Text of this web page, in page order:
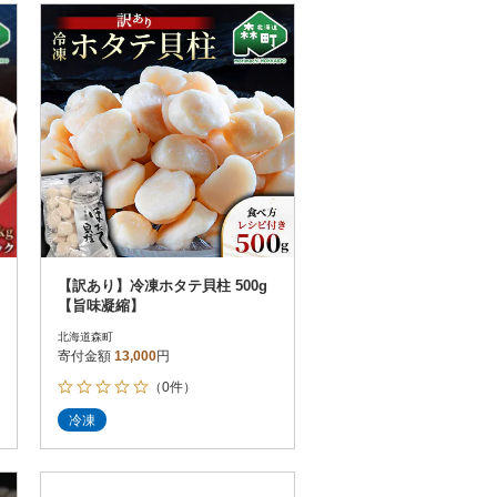
【訳あり】冷凍ホタテ貝柱 500g
【旨味凝縮】
北海道森町
寄付金額 13,000円
（0件）
冷凍